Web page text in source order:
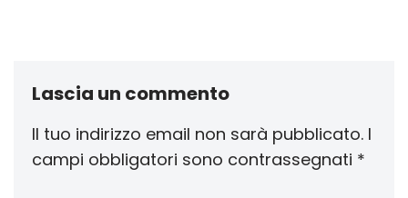
Lascia un commento
Il tuo indirizzo email non sarà pubblicato. I
campi obbligatori sono contrassegnati *